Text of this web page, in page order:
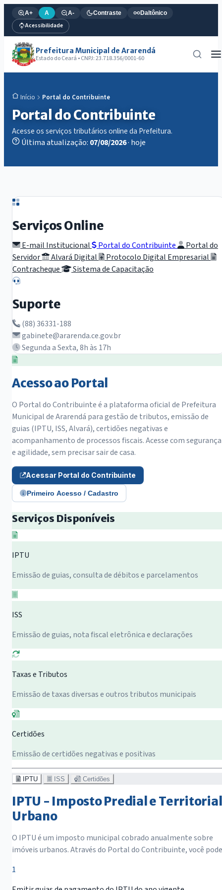
A+ A A- Contraste Daltônico
Acessibilidade
Prefeitura Municipal de Ararendá
Estado do Ceará • CNPJ: 23.718.356/0001-60
Início Portal do Contribuinte
Portal do Contribuinte
Acesse os serviços tributários online da Prefeitura.
Última atualização: 07/08/2026· hoje
Serviços Online
E-mail Institucional Portal do Contribuinte
Portal do
Servidor
Alvará Digital
Protocolo Digital Empresarial
Contracheque
Sistema de Capacitação
Suporte
(88) 36331-188
gabinete@ararenda.ce.gov.br
Segunda a Sexta, 8h às 17h
Acesso ao Portal
O Portal do Contribuinte é a plataforma oficial de Prefeitura
Municipal de Ararendá para gestão de tributos, emissão de
guias (IPTU, ISS, Alvará), certidões negativas e
acompanhamento de processos fiscais. Acesse com segurança
e agilidade, sem precisar sair de casa.
Acessar Portal do Contribuinte
Primeiro Acesso / Cadastro
Serviços Disponíveis
IPTU
Emissão de guias, consulta de débitos e parcelamentos
ISS
Emissão de guias, nota fiscal eletrônica e declarações
Taxas e Tributos
Emissão de taxas diversas e outros tributos municipais
Certidões
Emissão de certidões negativas e positivas
IPTU ISS Certidões
IPTU - Imposto Predial e Territorial
Urbano
O IPTU é um imposto municipal cobrado anualmente sobre
imóveis urbanos. Através do Portal do Contribuinte, você
1